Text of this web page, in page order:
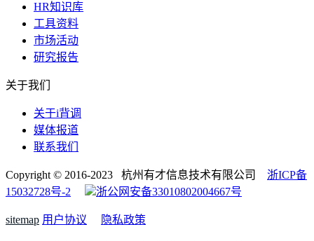
HR知识库
工具资料
市场活动
研究报告
关于我们
关于i背调
媒体报道
联系我们
Copyright © 2016-2023 杭州有才信息技术有限公司 浙ICP备
15032728号-2
浙公网安备33010802004667号
sitemap 用户协议 隐私政策